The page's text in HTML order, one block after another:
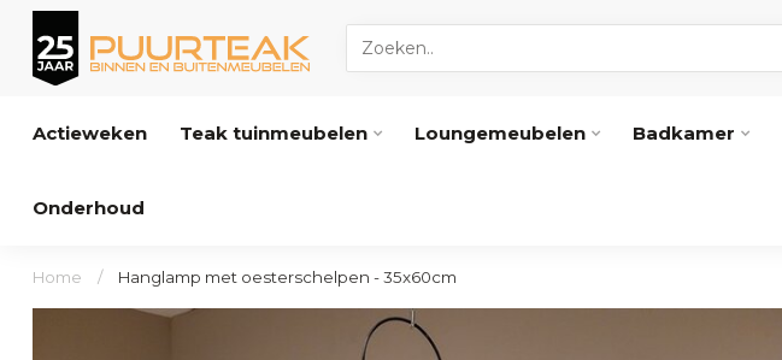
Actieweken Teak tuinmeubelen Loungemeubelen Badkamer
Onderhoud
Home / Hanglamp met oesterschelpen - 35x60cm